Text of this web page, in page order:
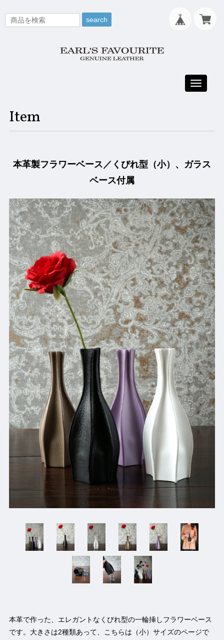
search
Toggle
Item
本革製フラワーベース／くびれ型（小）、ガラス
ベース付属
本革で作った、エレガントなくびれ型の一輪挿しフラワーベース
です。大きさは2種類あって、こちらは（小）サイズのページで